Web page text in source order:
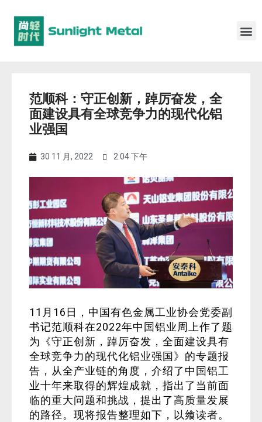
范顺科：守正创新，踔厉奋发，全
面建设具有全球竞争力的现代化铝
业强国
30 11 月, 2022 2:04 下午
11月16日，中国有色金属工业协会党委副
书记范顺科在2022年中国铝业周上作了题
为《守正创新，踔厉奋发，全面建设具有
全球竞争力的现代化铝业强国》的专题报
告，从全产业链的角度，介绍了中国铝工
业十年来取得的辉煌成就，指出了当前面
临的重大问题和挑战，提出了高质量发展
的路径。现将报告整理如下，以飨读者。